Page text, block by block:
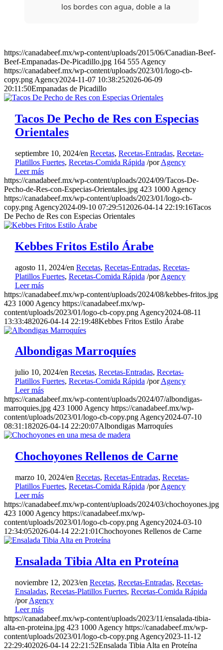
los bordes con agua, doble a la
4
Coloque las empanadas en
charola forrada con papel
aluminio. Pique la superficie
barnícelas con huevo batido.
minutos, hasta que estén
doradas.Tip:Para preparar con
anticipación, congele las
empanadas sin hornear hasta 1
mes. Hornee directamente del
congelador a 180 °C durante 20 a
25 minutos. El picadillo también
se sirve sobre arroz o papas al
horno.
https://canadabeef.mx/wp-content/uploads/2015/06/Canadian-Beef-
Beef-Empanadas-De-Picadillo.jpg 164 555 Agency
https://canadabeef.mx/wp-content/uploads/2023/01/logo-cb-
copy.png Agency2024-11-07 10:38:252026-06-09
20:11:50Empanadas de Picadillo
Tacos De Pecho de Res con Especias
Orientales
septiembre 10, 2024/en Recetas, Recetas-Entradas, Recetas-
Platillos Fuertes, Recetas-Comida Rápida /porAgency
Leer más
https://canadabeef.mx/wp-content/uploads/2024/09/Tacos-De-
Pecho-de-Res-con-Especias-Orientales.jpg 423 1000 Agency
https://canadabeef.mx/wp-content/uploads/2023/01/logo-cb-
copy.png Agency2024-09-10 07:29:51 2026-04-14 22:19:16Tacos
De Pecho de Res con Especias Orientales
Kebbes Fritos Estilo Árabe
agosto 11, 2024/en Recetas, Recetas-Entradas, Recetas-
Platillos Fuertes, Recetas-Comida Rápida /porAgency
Leer más
https://canadabeef.mx/wp-content/uploads/2024/08/kebbes-fritos.jpg
423 1000 Agency https://canadabeef.mx/wp-
content/uploads/2023/01/logo-cb-copy.png Agency2024-08-11
13:33:482026-04-14 22:19:48Kebbes Fritos Estilo Árabe
Albondigas Marroquíes
julio 10, 2024/en Recetas, Recetas-Entradas, Recetas-
Platillos Fuertes, Recetas-Comida Rápida /porAgency
Leer más
https://canadabeef.mx/wp-content/uploads/2024/07/albondigas-
marroquies.jpg 423 1000 Agency https://canadabeef.mx/wp-
content/uploads/2023/01/logo-cb-copy.png Agency2024-07-10
08:31:182026-04-14 22:20:07Albondigas Marroquíes
Chochoyones Rellenos de Carne
marzo 10, 2024/en Recetas, Recetas-Entradas, Recetas-
Platillos Fuertes, Recetas-Comida Rápida /porAgency
Leer más
https://canadabeef.mx/wp-content/uploads/2024/03/chochoyones.jpg
423 1000 Agency https://canadabeef.mx/wp-
content/uploads/2023/01/logo-cb-copy.png Agency2024-03-10
12:34:052026-04-14 22:21:01Chochoyones Rellenos de Carne
Ensalada Tibia Alta en Proteína
noviembre 12, 2023/en Recetas, Recetas-Entradas, Recetas-
Ensaladas, Recetas-Platillos Fuertes, Recetas-Comida Rápida
/porAgency
Leer más
https://canadabeef.mx/wp-content/uploads/2023/11/ensalada-tibia-
alta-en-proteina.jpg 423 1000 Agency https://canadabeef.mx/wp-
content/uploads/2023/01/logo-cb-copy.png Agency2023-11-12
22:29:402026-04-14 22:21:52Ensalada Tibia Alta en Proteína